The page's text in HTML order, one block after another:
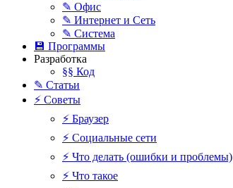
✎ Офис
✎ Интернет и Сеть
✎ Система
💾 Программы
Разработка
§§ Код
✎ Статьи
⚡ Советы
⚡ Браузер
⚡ Социальные сети
⚡ Что делать (ошибки и проблемы)
⚡ Что такое